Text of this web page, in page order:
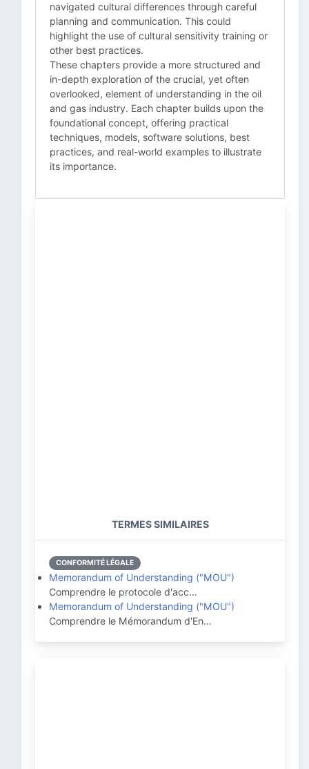
navigated cultural differences through careful
planning and communication. This could
highlight the use of cultural sensitivity training or
other best practices.
These chapters provide a more structured and
in-depth exploration of the crucial, yet often
overlooked, element of understanding in the oil
and gas industry. Each chapter builds upon the
foundational concept, offering practical
techniques, models, software solutions, best
practices, and real-world examples to illustrate
its importance.
TERMES SIMILAIRES
CONFORMITÉ LÉGALE
Memorandum of Understanding ("MOU")
Comprendre le protocole d'acc…
Memorandum of Understanding ("MOU")
Comprendre le Mémorandum d'En…